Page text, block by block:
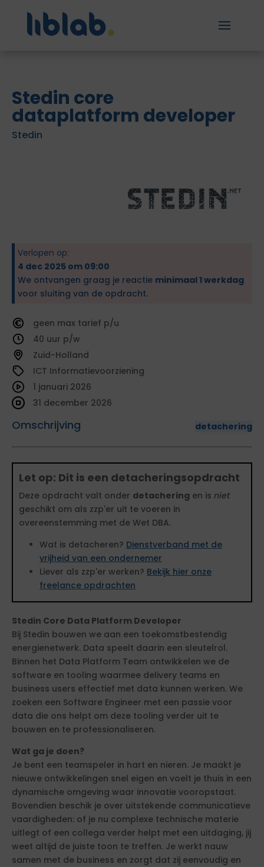
Stedin core
dataplatform developer
Stedin
Verlopen op:
4 dec 2025 om 09:00
We ontvangen graag je reactie minimaal 1 werkdag
voor sluiting van de opdracht.
geen
tarief
40
Zuid-Holland
ICT Informatievoorziening
Omschrijving detachering
1 januari 2026
31 december 2026
Let op: Dit is een detacheringsopdracht
Deze opdracht valt onder detachering en is niet
geschikt om als zzp'er uit te voeren in
overeenstemming met de Wet DBA.
Wat is detacheren? Dienstverband met de
vrijheid van een ondernemer
Liever als zzp'er werken? Bekijk hier onze
freelance opdrachten
Stedin Core Data Platform Developer
Bij Stedin bouwen we aan een toekomstbestendig
energienetwerk. Data speelt daarin een sleutelrol.
Binnen het Data Platform Team ontwikkelen we de
software en tooling waarmee delivery teams en
business users effectief met data kunnen werken. We
zoeken een Software Engineer met een passie voor
data die ons helpt om deze tooling verder uit te
bouwen en te professionaliseren.
Wat ga je doen?
Je bent een teamspeler in hart en nieren. Je maakt je
nieuwe ontwikkelingen snel eigen en voelt je thuis in een
dynamische omgeving waar innovatie vooropstaat.
Bovendien beschik je over uitstekende communicatieve
vaardigheden: of je nu complexe technische materie
uitlegt of een collega verder helpt met een uitdaging, jij
weet altijd de juiste toon te treffen. Je werkt nauw
samen met de business en zorgt dat zij eenvoudig en